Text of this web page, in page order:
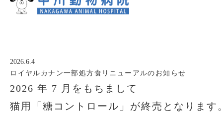
2026.6.4
ロイヤルカナン一部処方食リニューアルのお知らせ
2026 年 7 月をもちまして
猫用「糖コントロール」が終売となります。